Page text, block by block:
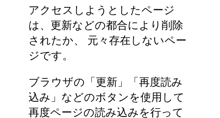
アクセスしようとしたページ
は、更新などの都合により削除
されたか、
元々存在しないペー
ジです。
ブラウザの「更新」「再度読み
込み」などのボタンを使用して
再度ページの読み込みを行って